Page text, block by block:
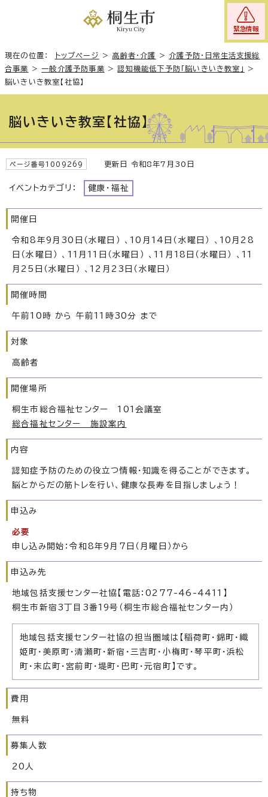
緊急情報
現在の位置： トップページ > 高齢者・介護 > 介護予防・日常生活支援総
合事業
>一般介護予防事業 >認知機能低下予防「脳いきいき教室」
>
脳いきいき教室【社協】
脳いきいき教室【社協】
ページ番号1009269 更新日 令和8年7月30日
イベントカテゴリ： 健康・福祉
開催日
令和8年9月30日（水曜日） 、10月14日（水曜日） 、10月28
日（水曜日） 、11月11日（水曜日） 、11月18日（水曜日） 、11
月25日（水曜日） 、12月23日（水曜日）
開催時間
午前10時 から 午前11時30分 まで
対象
高齢者
開催場所
桐生市総合福祉センター 101会議室
総合福祉センター 施設案内
内容
認知症予防のための役立つ情報・知識を得ることができます。
脳とからだの筋トレを行い、健康な長寿を目指しましょう！
申込み
必要
申し込み開始：令和8年9月7日（月曜日）から
申込み先
地域包括支援センター社協【電話：0277-46-4411】
桐生市新宿3丁目3番19号（桐生市総合福祉センター内）
地域包括支援センター社協の担当圏域は【稲荷町・錦町・織
姫町・美原町・清瀬町・新宿・三吉町・小梅町・琴平町・浜松
町・末広町・宮前町・堤町・巴町・元宿町】です。
費用
無料
募集人数
20人
持ち物